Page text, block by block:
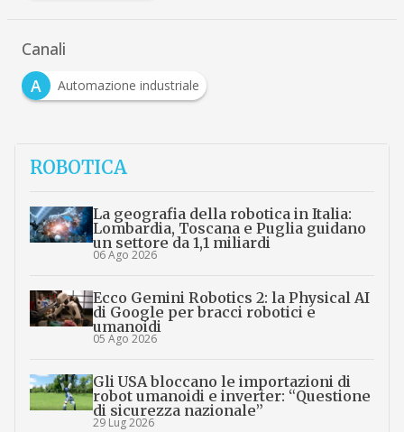
Canali
A
Automazione industriale
ROBOTICA
La geografia della robotica in Italia:
Lombardia, Toscana e Puglia guidano
un settore da 1,1 miliardi
06 Ago 2026
Ecco Gemini Robotics 2: la Physical AI
di Google per bracci robotici e
umanoidi
05 Ago 2026
Gli USA bloccano le importazioni di
robot umanoidi e inverter: “Questione
di sicurezza nazionale”
29 Lug 2026